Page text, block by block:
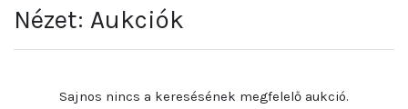
Nézet: Aukciók
Sajnos nincs a keresésének megfelelő aukció.